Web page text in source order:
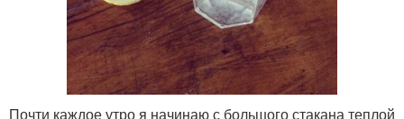
Почти каждое утро я начинаю с большого стакана теплой